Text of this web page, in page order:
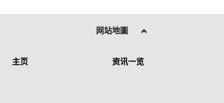
网站地圖
主页 资讯一览